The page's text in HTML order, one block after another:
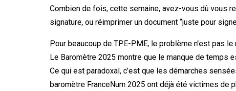
Combien de fois, cette semaine, avez-vous dû vous
signature, ou réimprimer un document “juste pour
Pour beaucoup de TPE-PME, le problème n’est pas
Le Baromètre 2025 montre que le manque de
Ce qui est paradoxal, c’est que les démarches
baromètre FranceNum 2025 ont déjà été victimes de